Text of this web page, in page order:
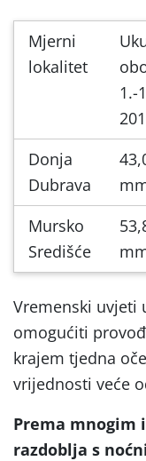
Mjerni
lokalitet
1.-
Donja
Dubrava
Mursko
Središće
Vremenski uvjeti
omogućiti
krajem tjedna
vrijednosti veće
Prema mnogim
razdoblja s